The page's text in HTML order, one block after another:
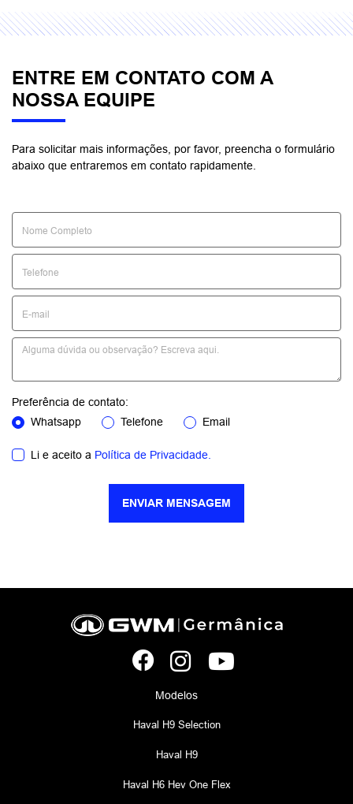
ENTRE EM CONTATO COM A
NOSSA EQUIPE
Para solicitar mais informações, por favor, preencha o formulário
abaixo que entraremos em contato rapidamente.
Preferência de contato:
Whatsapp
Telefone Email
Li e aceito a Política de Privacidade.
ENVIAR MENSAGEM
Modelos
Haval H9 Selection
Haval H9
Haval H6 Hev One Flex